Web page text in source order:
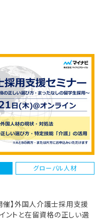
グローバル人材
】外国人介護士採用支援
ントと在留資格の正しい選